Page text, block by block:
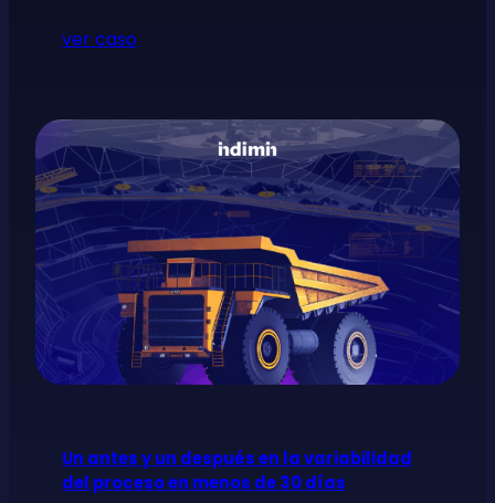
ver caso
Un antes y un después en la variabilidad
del proceso en menos de 30 días